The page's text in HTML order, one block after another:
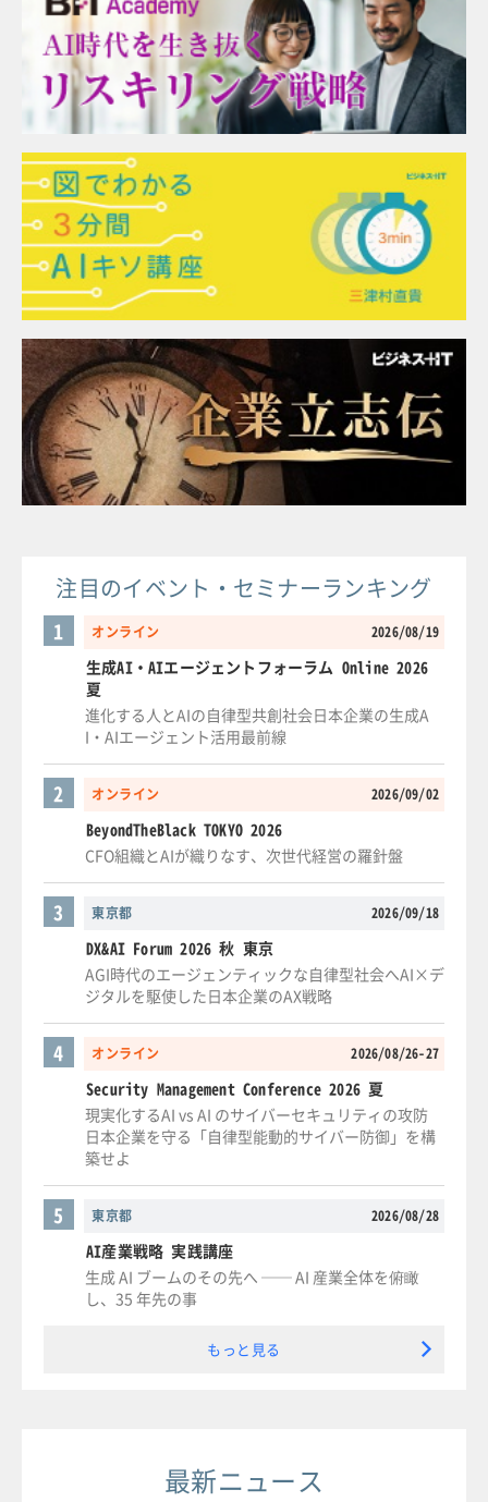
注目のイベント・セミナーランキング
オンライン 2026/08/19
1
生成AI・AIエージェントフォーラム Online 2026
夏
進化する人とAIの自律型共創社会日本企業の生成A
I・AIエージェント活用最前線
オンライン 2026/09/02
2
BeyondTheBlack TOKYO 2026
CFO組織とAIが織りなす、次世代経営の羅針盤
東京都 2026/09/18
3
DX&AI Forum 2026 秋 東京
AGI時代のエージェンティックな自律型社会へAI×デ
ジタルを駆使した日本企業のAX戦略
オンライン 2026/08/26-27
4
Security Management Conference 2026 夏
現実化するAI vs AI のサイバーセキュリティの攻防
日本企業を守る「自律型能動的サイバー防御」を構
築せよ
東京都 2026/08/28
5
AI産業戦略 実践講座
生成 AI ブームのその先へ ── AI 産業全体を俯瞰
し、35 年先の事
もっと見る
最新ニュース